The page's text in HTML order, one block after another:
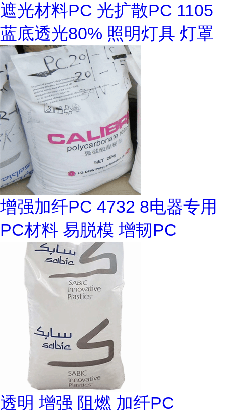
遮光材料PC 光扩散PC 1105
蓝底透光80% 照明灯具 灯罩
增强加纤PC 4732 8电器专用
PC材料 易脱模 增韧PC
透明 增强 阻燃 加纤PC